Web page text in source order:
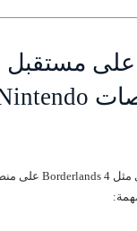
على مستقبل